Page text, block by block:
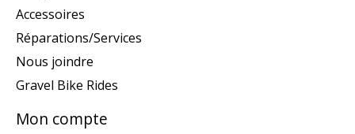
Accessoires
Réparations/Services
Nous joindre
Gravel Bike Rides
Mon compte